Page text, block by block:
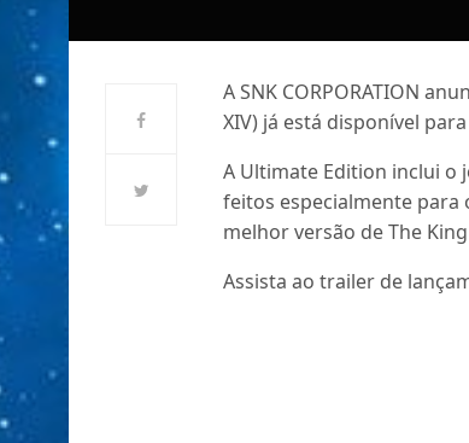
A SNK CORPORATION
XIV) já está disponível
A Ultimate Edition inclui o
feitos especialmente para
melhor versão de The
Assista ao trailer de